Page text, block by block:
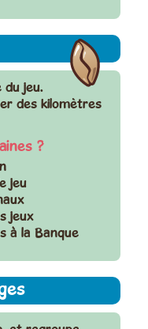
du jeu.
des kilomètres
?
jeu
jeux
à la Banque